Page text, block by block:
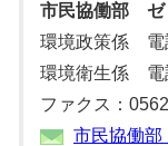
市民協働部 ゼ
環境政策係 電
環境衛生係 電
ファクス：
市民協働